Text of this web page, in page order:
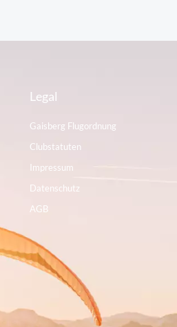
Legal
Gaisberg Flugordnung
Clubstatuten
Impressum
Datenschutz
AGB